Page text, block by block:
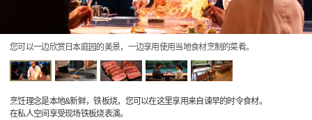
您可以一边欣赏日本庭园的美景，一边享用使用当地食材烹制的菜肴。
烹饪理念是本地&新鲜，铁板烧，您可以在这里享用来自谏早的时令食材。
在私人空间享受现场铁板烧表演。